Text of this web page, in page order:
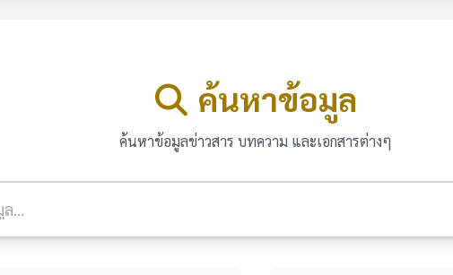
ค้นหาข้อมูล
ค้นหาข้อมูลข่าวสาร บทความ และเอกสารต่างๆ